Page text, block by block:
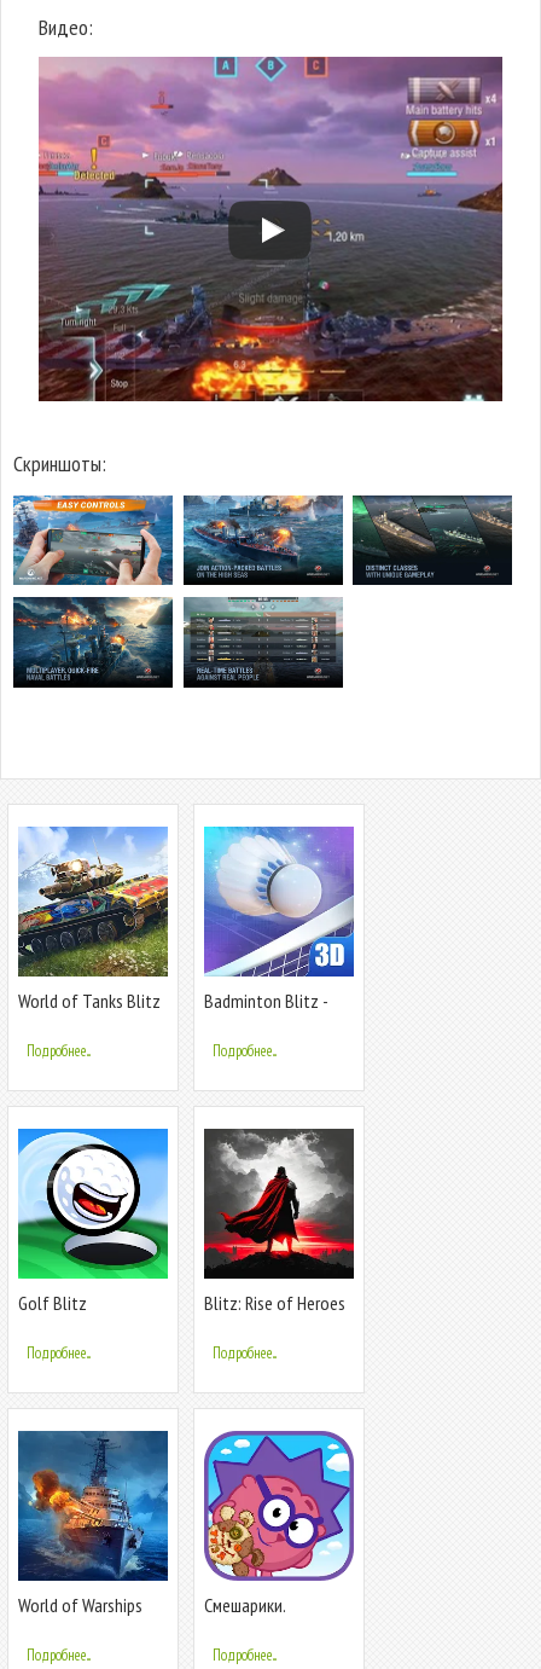
Видео:
Скриншоты:
World of Tanks Blitz
Подробнее...
Badminton Blitz -
Подробнее...
Golf Blitz
Подробнее...
Blitz: Rise of Heroes
Подробнее...
World of Warships
Подробнее...
Смешарики.
Подробнее...